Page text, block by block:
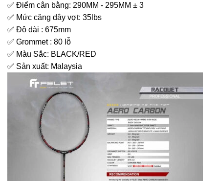
✅ Điểm cân bằng: 290MM - 295MM ± 3
✅ Mức căng dây vợt: 35lbs
✅ Độ dài : 675mm
✅ Grommet : 80 lỗ
✅ Màu Sắc: BLACK/RED
✅ Sản xuất: Malaysia